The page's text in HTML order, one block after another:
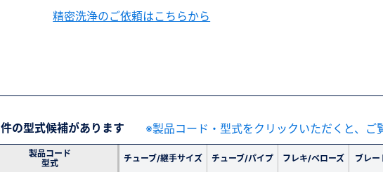
精密洗浄のご依頼はこちらから
件の型式候補があります ※製品コード・型式をクリックいただくと、ご
製品コード
型式
チューブ/継手サイズ チューブ/パイプ フレキ/ベローズ ブレー